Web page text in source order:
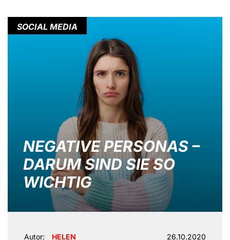
NEGATIVE PERSONAS –
DARUM SIND SIE SO
WICHTIG
SOCIAL MEDIA
Autor: HELEN 26.10.2020